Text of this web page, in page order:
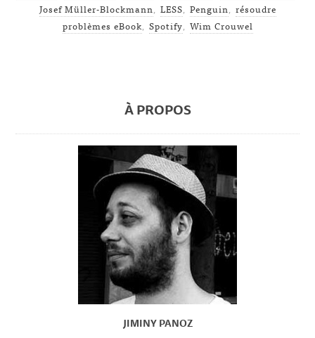
Josef Müller-Blockmann, LESS, Penguin, résoudre
problèmes eBook, Spotify, Wim Crouwel
À PROPOS
JIMINY PANOZ